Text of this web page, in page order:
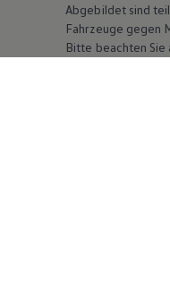
Abgebildet sind
Fahrzeuge gegen
Bitte beachten Sie